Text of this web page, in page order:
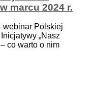
marcu 2024 r.
webinar Polskiej
„Nasz
co warto o nim